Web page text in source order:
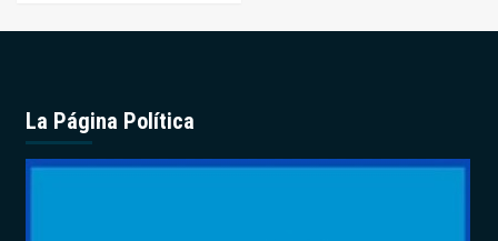
La Página Política